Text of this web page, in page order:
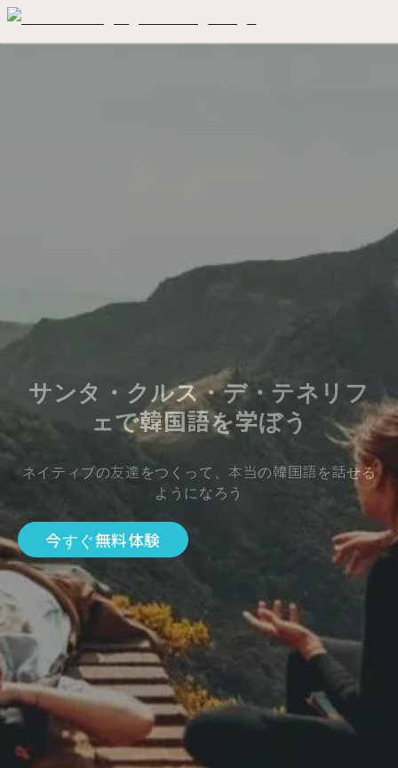
サンタ・クルス・デ・テネリフ
ェで韓国語を学ぼう
ネイティブの友達をつくって、本当の韓国語を話せる
ようになろう
今すぐ無料体験